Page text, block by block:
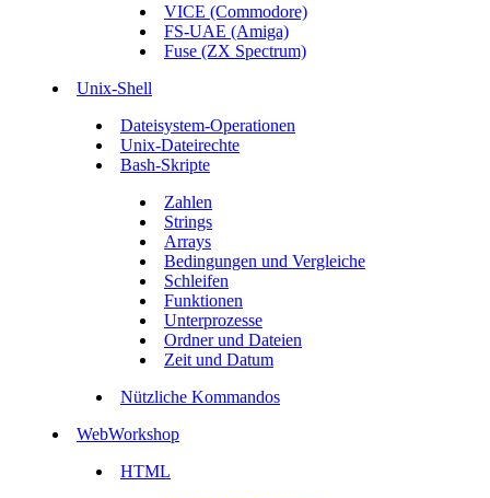
VICE (Commodore)
FS-UAE (Amiga)
Fuse (ZX Spectrum)
Unix-Shell
Dateisystem-Operationen
Unix-Dateirechte
Bash-Skripte
Zahlen
Strings
Arrays
Bedingungen und Vergleiche
Schleifen
Funktionen
Unterprozesse
Ordner und Dateien
Zeit und Datum
Nützliche Kommandos
WebWorkshop
HTML